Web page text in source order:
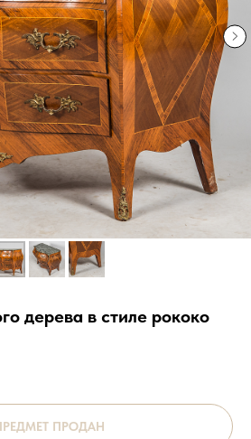
дерева в стиле рококо